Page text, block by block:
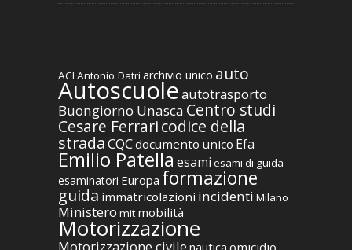
ACI Antonio Datri archivio unico auto
Autoscuoleautotrasporto
Buongiorno Unasca Centro studi
Cesare Ferraricodice della
stradaCQCdocumento unico Efa
Emilio Patella esami esami di guida
esaminatori Europa formazione
guida immatricolazioni incidenti Milano
Ministero mit mobilità
Motorizzazione
Motorizzazione civile nautica omicidio